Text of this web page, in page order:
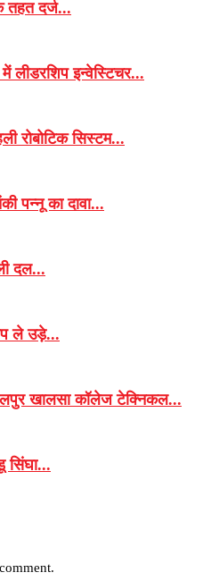
दर्ज...
इन्वेस्टिचर...
रोबोटिक सिस्टम...
पन्नू का दावा...
दल...
ले उड़े...
खालसा कॉलेज टेक्निकल...
सिंघा...